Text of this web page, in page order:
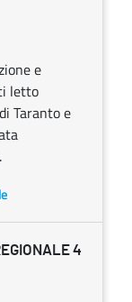
e
letto
Taranto e
4